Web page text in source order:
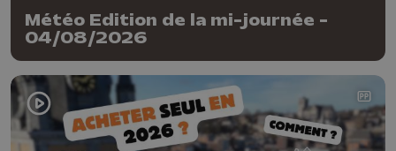
Météo Edition de la mi-journée -
04/08/2026